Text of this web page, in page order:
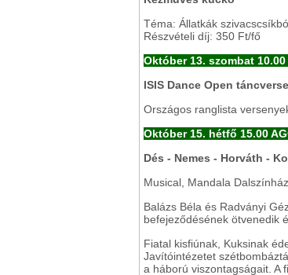
Téma: Állatkák
Részvételi díj: 350 Ft/fő
Október 13. szombat
ISIS Dance Open
Országos ranglista
Október 15. hétfő 15.00
Dés - Nemes - Horváth -
Musical, Mandala
Balázs Béla és Radványi
befejeződésének ötvenedik
Fiatal kisfiúnak, Kuksinak
Javítóintézetet
a háború viszontagságait. A